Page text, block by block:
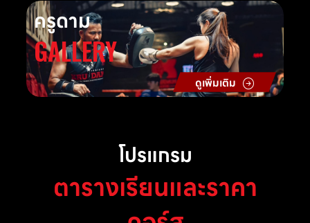
ครูดาม
GALLERY
ดูเพิ่มเติม
โปรแกรม
ตารางเรียนและราคา